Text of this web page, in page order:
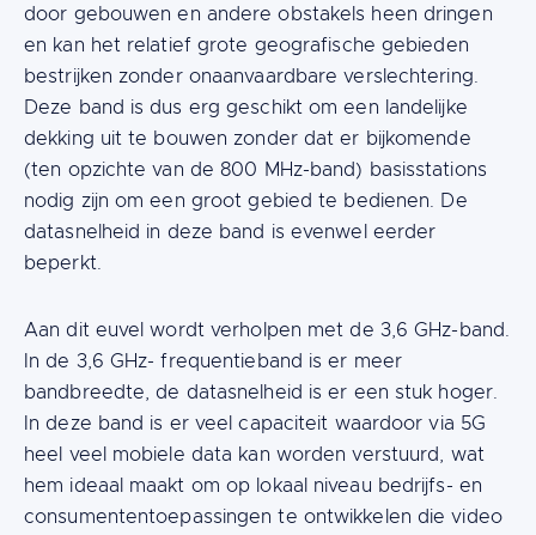
door gebouwen en andere obstakels heen dringen
en kan het relatief grote geografische gebieden
bestrijken zonder onaanvaardbare verslechtering.
Deze band is dus erg geschikt om een landelijke
dekking uit te bouwen zonder dat er bijkomende
(ten opzichte van de 800 MHz-band) basisstations
nodig zijn om een groot gebied te bedienen. De
datasnelheid in deze band is evenwel eerder
beperkt.
Aan dit euvel wordt verholpen met de 3,6 GHz-band.
In de 3,6 GHz- frequentieband is er meer
bandbreedte, de datasnelheid is er een stuk hoger.
In deze band is er veel capaciteit waardoor via 5G
heel veel mobiele data kan worden verstuurd, wat
hem ideaal maakt om op lokaal niveau bedrijfs- en
consumententoepassingen te ontwikkelen die video